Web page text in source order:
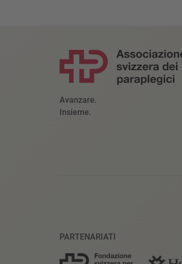
Avanzare.
Insieme.
PARTENARIATI